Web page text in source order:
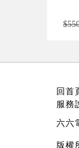
回首
服務
六六
版權